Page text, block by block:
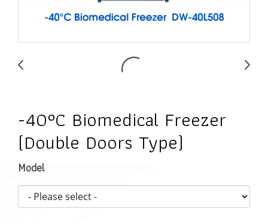
-40°C Biomedical Freezer
(Double Doors Type)
Model